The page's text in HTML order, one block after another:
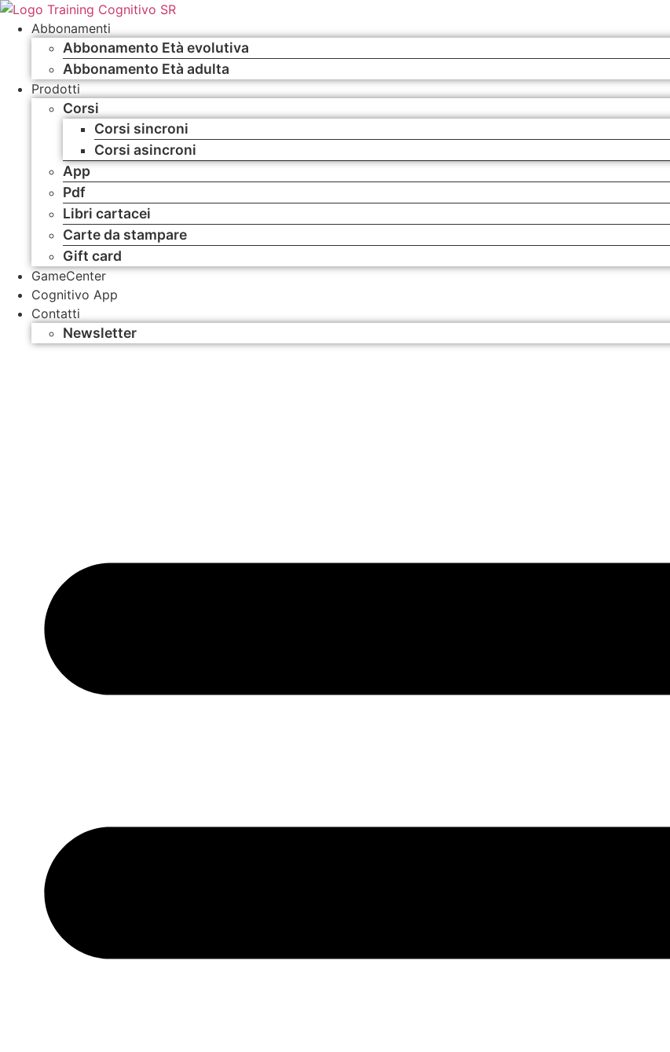
Vai
contenuto
Abbonamenti
Abbonamento Età evolutiva
Abbonamento Età adulta
Prodotti
Corsi
Corsi sincroni
Corsi asincroni
App
Pdf
Libri cartacei
Carte da stampare
Gift card
GameCenter
Cognitivo App
Contatti
Newsletter